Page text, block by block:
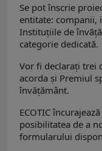
Se pot înscrie
entitate: companii,
Instituțiile de
categorie dedicată.
Vor fi declarați trei
acorda și Premiul
învățământ.
ECOTIC
posibilitatea de a
formularului